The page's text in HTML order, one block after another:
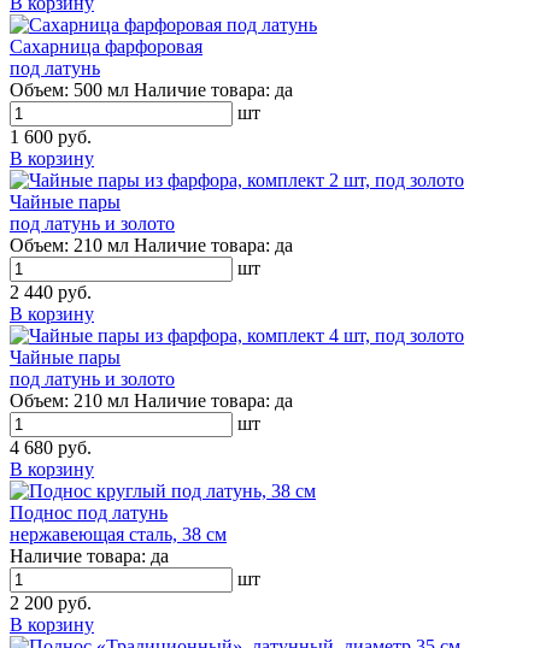
Сахарница фарфоровая
под латунь
Объем: 500 мл Наличие товара: да
шт
1 600 руб.
В корзину
Чайные пары
под латунь и золото
Объем: 210 мл Наличие товара: да
шт
2 440 руб.
В корзину
Чайные пары
под латунь и золото
Объем: 210 мл Наличие товара: да
шт
4 680 руб.
В корзину
Поднос под латунь
нержавеющая сталь, 38 см
Наличие товара: да
шт
2 200 руб.
В корзину